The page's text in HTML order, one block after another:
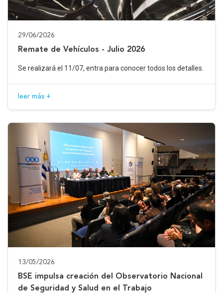
29/06/2026
Remate de Vehículos - Julio 2026
Se realizará el 11/07, entra para conocer todos los detalles.
leer más +
13/05/2026
BSE impulsa creación del Observatorio Nacional
de Seguridad y Salud en el Trabajo